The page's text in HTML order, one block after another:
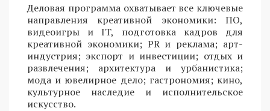
Деловая программа охватывает все ключевые
направления креативной экономики: ПО,
видеоигры и IT, подготовка кадров для
креативной экономики; PR и реклама; арт-
индустрия; экспорт и инвестиции; отдых и
развлечения; архитектура и урбанистика;
мода и ювелирное дело; гастрономия; кино,
культурное наследие и исполнительское
искусство.